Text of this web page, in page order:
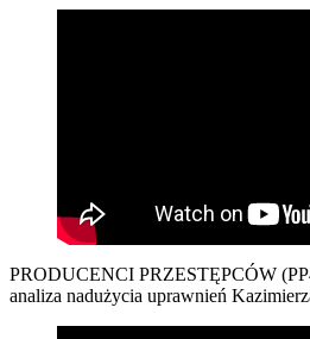
PRODUCENCI PRZESTĘPCÓW
analiza nadużycia uprawnień